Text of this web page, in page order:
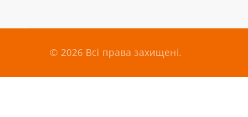
© 2026 Всі права захищені.